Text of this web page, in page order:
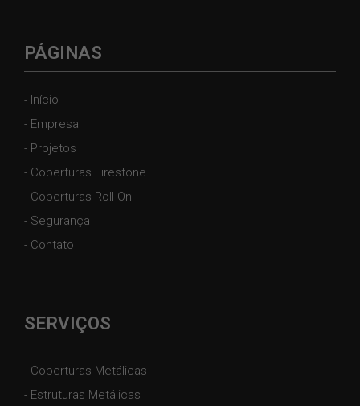
PÁGINAS
- Início
- Empresa
- Projetos
- Coberturas Firestone
- Coberturas Roll-On
- Segurança
- Contato
SERVIÇOS
- Coberturas Metálicas
- Estruturas Metálicas